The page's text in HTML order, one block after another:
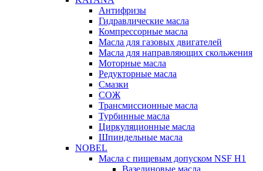
Антифризы
Гидравлические масла
Компрессорные масла
Масла для газовых двигателей
Масла для направляющих скольжения
Моторные масла
Редукторные масла
Смазки
СОЖ
Трансмиссионные масла
Турбинные масла
Циркуляционные масла
Шпиндельные масла
NOBEL
Масла с пищевым допуском NSF H1
Вазелиновые масла